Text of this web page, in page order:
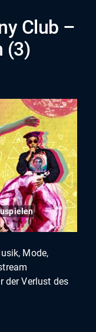
Club –
(3)
Mode,
der Verlust des